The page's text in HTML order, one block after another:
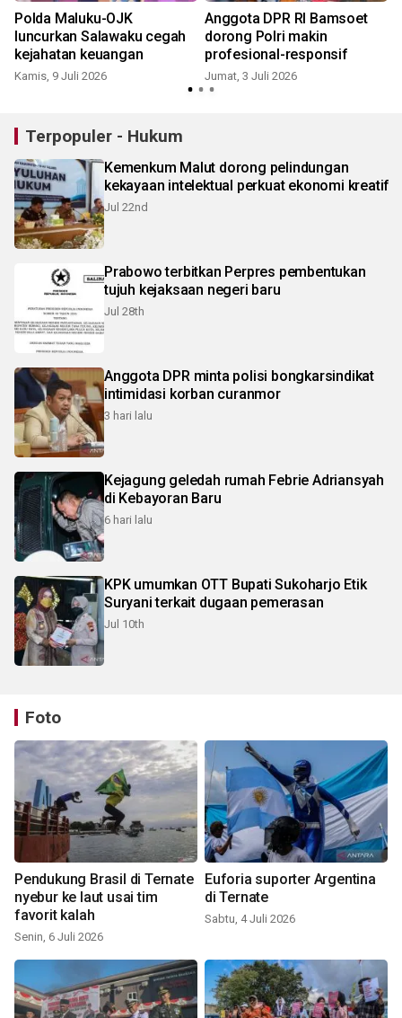
Polda Maluku-OJK
luncurkan Salawaku cegah
kejahatan keuangan
Kamis, 9 Juli 2026
Anggota DPR RI Bamsoet
dorong Polri makin
profesional-responsif
Jumat, 3 Juli 2026
Terpopuler - Hukum
Kemenkum Malut dorong pelindungan
kekayaan intelektual perkuat ekonomi kreatif
Jul 22nd
Prabowo terbitkan Perpres pembentukan
tujuh kejaksaan negeri baru
Jul 28th
Anggota DPR minta polisi bongkarsindikat
intimidasi korban curanmor
3 hari lalu
Kejagung geledah rumah Febrie Adriansyah
di Kebayoran Baru
6 hari lalu
KPK umumkan OTT Bupati Sukoharjo Etik
Suryani terkait dugaan pemerasan
Jul 10th
Foto
Pendukung Brasil di Ternate
nyebur ke laut usai tim
favorit kalah
Senin, 6 Juli 2026
Euforia suporter Argentina
di Ternate
Sabtu, 4 Juli 2026